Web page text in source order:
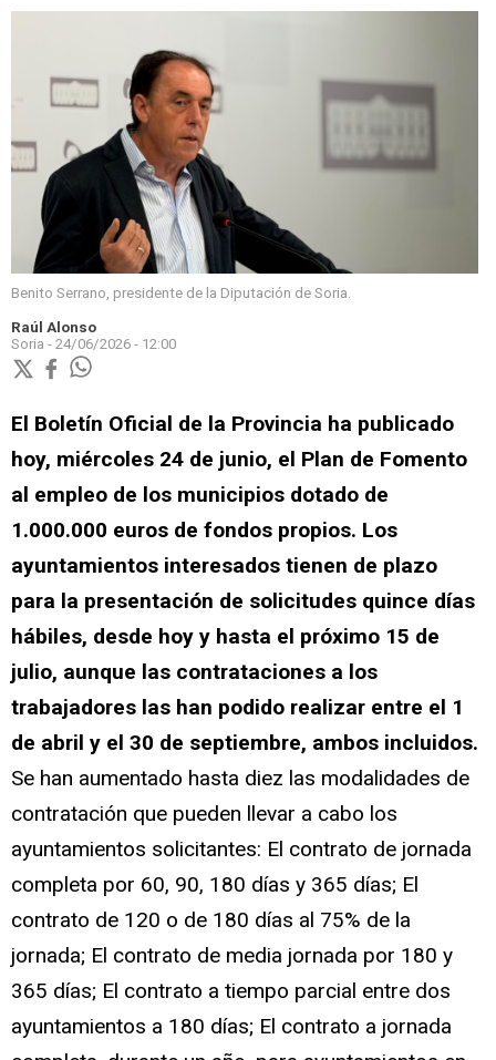
Benito Serrano, presidente de la Diputación de Soria.
Raúl Alonso
Soria - 24/06/2026 - 12:00
El Boletín Oficial de la Provincia ha publicado
hoy, miércoles 24 de junio, el Plan de Fomento
al empleo de los municipios dotado de
1.000.000 euros de fondos propios. Los
ayuntamientos interesados tienen de plazo
para la presentación de solicitudes quince días
hábiles, desde hoy y hasta el próximo 15 de
julio, aunque las contrataciones a los
trabajadores las han podido realizar entre el 1
de abril y el 30 de septiembre, ambos incluidos.
Se han aumentado hasta diez las modalidades de
contratación que pueden llevar a cabo los
ayuntamientos solicitantes: El contrato de jornada
completa por 60, 90, 180 días y 365 días; El
contrato de 120 o de 180 días al 75% de la
jornada; El contrato de media jornada por 180 y
365 días; El contrato a tiempo parcial entre dos
ayuntamientos a 180 días; El contrato a jornada